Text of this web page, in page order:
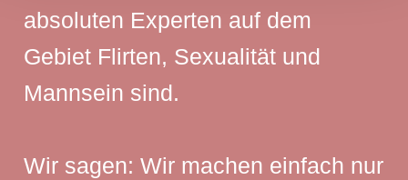
absoluten Experten auf dem
Gebiet Flirten, Sexualität und
Mannsein sind.
Wir sagen: Wir machen einfach nur